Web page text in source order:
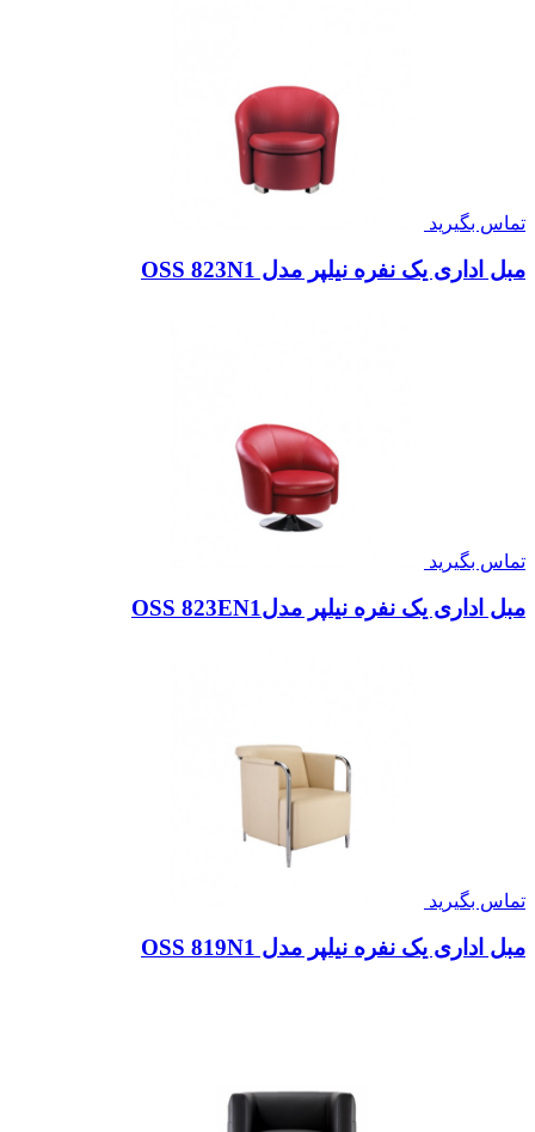
تماس بگیرید
مبل اداری یک نفره نیلپر مدل OSS 823N1
تماس بگیرید
مبل اداری یک نفره نیلپر مدلOSS 823EN1
تماس بگیرید
مبل اداری یک نفره نیلپر مدل OSS 819N1